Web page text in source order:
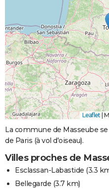
Leaflet
La commune de Masseube
de Paris (à vol d'oiseau).
Villes proches de
Esclassan-Labastide (3.3
Bellegarde (3.7 km)